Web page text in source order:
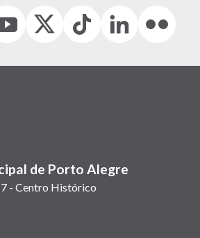
(Antigo
(link
Tiktok
(link
em
LinkedIn
(link
em
(link
em
de Porto Alegre
- Centro Histórico